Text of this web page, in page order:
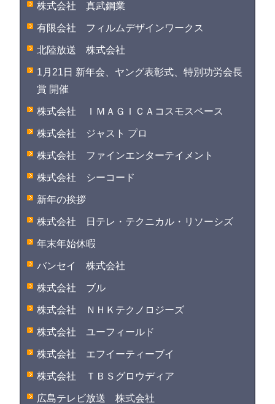
株式会社 真武鋼業
有限会社 フィルムデザインワークス
北陸放送 株式会社
1月21日 新年会、ヤング表彰式、特別功労会長
賞 開催
株式会社 ＩＭＡＧＩＣＡコスモスペース
株式会社 ジャスト プロ
株式会社 ファインエンターテイメント
株式会社 シーコード
新年の挨拶
株式会社 日テレ・テクニカル・リソーシズ
年末年始休暇
バンセイ 株式会社
株式会社 ブル
株式会社 ＮＨＫテクノロジーズ
株式会社 ユーフィールド
株式会社 エフイーティーブイ
株式会社 ＴＢＳグロウディア
広島テレビ放送 株式会社